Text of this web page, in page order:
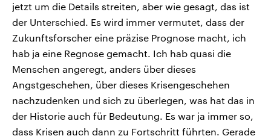
jetzt um die Details streiten, aber wie gesagt, das ist
der Unterschied. Es wird immer vermutet, dass der
Zukunftsforscher eine präzise Prognose macht, ich
hab ja eine Regnose gemacht. Ich hab quasi die
Menschen angeregt, anders über dieses
Angstgeschehen, über dieses Krisengeschehen
nachzudenken und sich zu überlegen, was hat das in
der Historie auch für Bedeutung. Es war ja immer so,
dass Krisen auch dann zu Fortschritt führten. Gerade